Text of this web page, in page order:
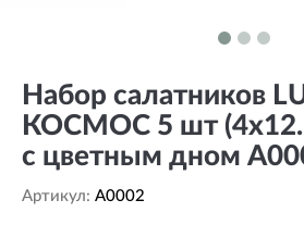
Набор салатников
КОСМОС 5 шт
с цветным дном
Артикул: A0002